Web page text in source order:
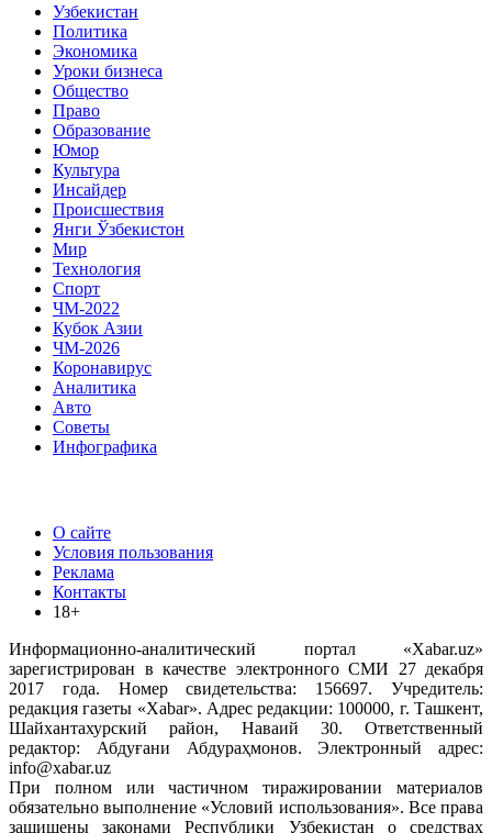
Узбекистан
Политика
Экономика
Уроки бизнеса
Общество
Право
Образование
Юмор
Культура
Инсайдер
Происшествия
Янги Ўзбекистон
Мир
Технология
Спорт
ЧМ-2022
Кубок Азии
ЧМ-2026
Коронавирус
Аналитика
Авто
Советы
Инфографика
О сайте
Условия пользования
Реклама
Контакты
18+
Информационно-аналитический портал «Xabar.uz»
зарегистрирован в качестве электронного СМИ 27 декабря
2017 года. Номер свидетельства: 156697. Учредитель:
редакция газеты «Xabar». Адрес редакции: 100000, г. Ташкент,
Шайхантахурский район, Наваий 30. Ответственный
редактор: Абдуғани Абдураҳмонов. Электронный адрес:
info@xabar.uz
При полном или частичном тиражировании материалов
обязательно выполнение «Условий использования». Все права
защищены законами Республики Узбекистан о средствах